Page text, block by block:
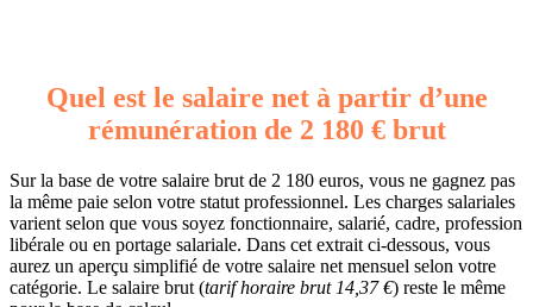
Quel est le salaire net à partir d’une
rémunération de 2 180 € brut
Sur la base de votre salaire brut de 2 180 euros, vous ne gagnez pas
la même paie selon votre statut professionnel. Les charges salariales
varient selon que vous soyez fonctionnaire, salarié, cadre, profession
libérale ou en portage salariale. Dans cet extrait ci-dessous, vous
aurez un aperçu simplifié de votre salaire net mensuel selon votre
catégorie. Le salaire brut (tarif horaire brut 14,37 €) reste le même